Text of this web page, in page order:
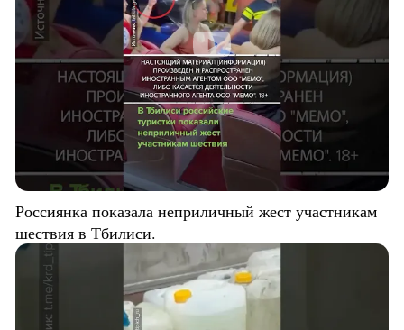
Россиянка показала неприличный жест участникам
шествия в Тбилиси.